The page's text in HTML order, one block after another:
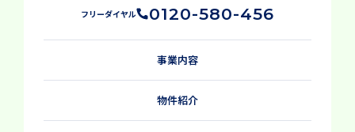
フリーダイヤル 0120-580-456
事業内容
物件紹介